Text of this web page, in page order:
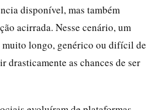
disponível, mas também
acirrada. Nesse cenário, um
muito longo, genérico ou difícil de
drasticamente as chances de ser